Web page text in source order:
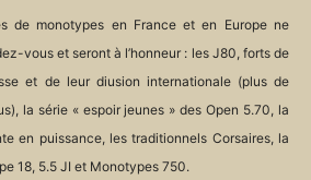
de monotypes en France et en Europe ne
vous et seront à l’honneur : les J80, forts de
et de leur di­usion internationale (plus de
la série « espoir jeunes » des Open 5.70, la
en puissance, les traditionnels Corsaires, la
18, 5.5 JI et Monotypes 750.